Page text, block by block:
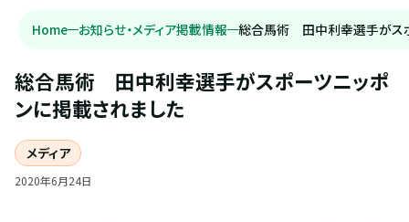
Home お知らせ・メディア掲載情報 総合馬術 田中利幸選手がス
総合馬術　田中利幸選手がスポーツニッポ
ンに掲載されました
メディア
2020年6月24日